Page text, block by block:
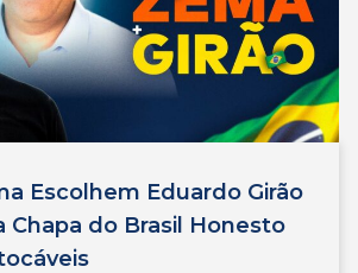
Escolhem Eduardo Girão
Chapa do Brasil Honesto